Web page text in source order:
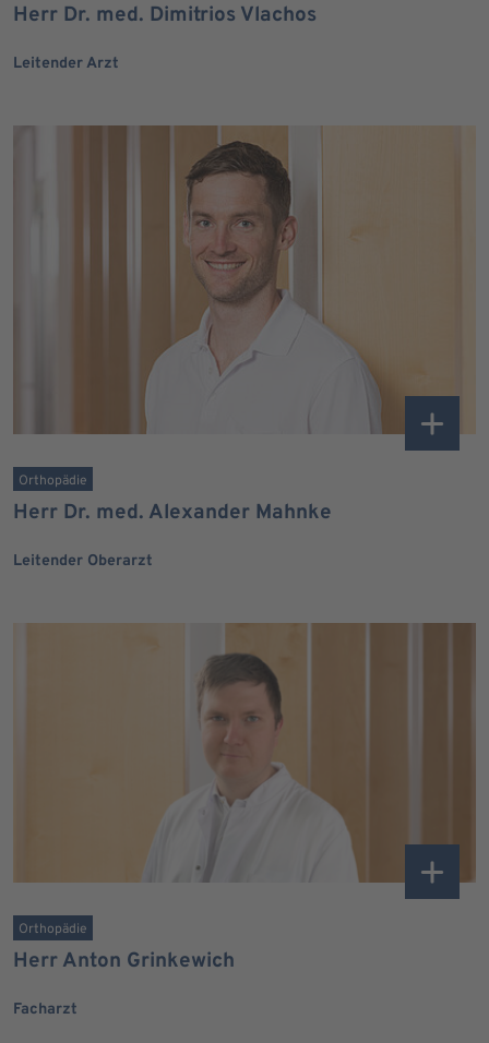
Herr Dr. med. Dimitrios Vlachos
Leitender Arzt
Orthopädie
Herr Dr. med. Alexander Mahnke
Leitender Oberarzt
Orthopädie
Herr Anton Grinkewich
Facharzt